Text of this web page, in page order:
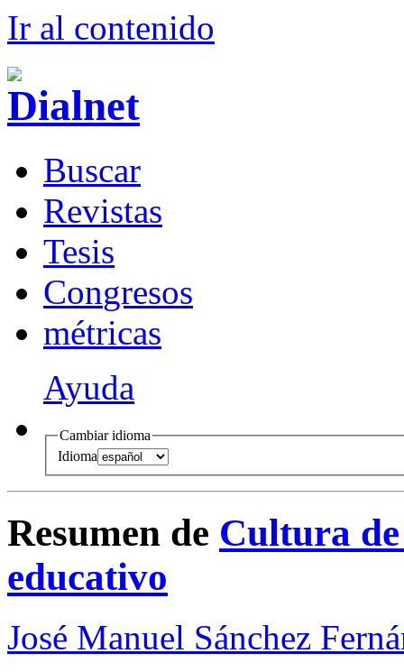
Ir al contenido
Buscar
Revistas
Tesis
Congresos
métricas
Ayuda
Cambiar idioma
Idioma
Resumen de Cultura
educativo
José Manuel Sánchez